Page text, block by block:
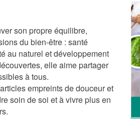
son propre équilibre,
du bien-être : santé
au naturel et développement
elle aime partager
à tous.
empreints de douceur et
soin de soi et à vivre plus en